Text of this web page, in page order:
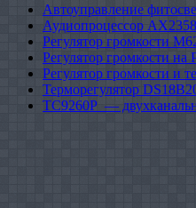
Автоуправление
Аудиопроцессор AX2358
Регулятор громкости
Регулятор громкости
Регулятор громкости и
Терморегулятор
TC9260P —